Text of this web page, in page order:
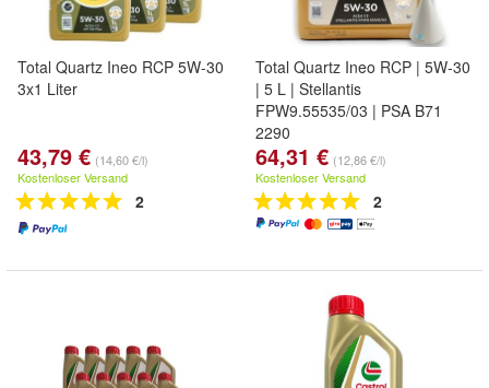
Total Quartz Ineo RCP 5W-30
3x1 Liter
43,79 € (14,60 €/l)
Kostenloser Versand
2
Total Quartz Ineo RCP | 5W-30
| 5 L | Stellantis
FPW9.55535/03 | PSA B71
2290
64,31 € (12,86 €/l)
Kostenloser Versand
2